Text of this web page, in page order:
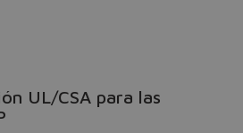
UL/CSA para las